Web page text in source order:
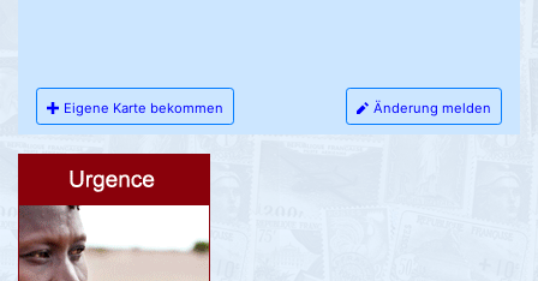
Eigene Karte bekommen Änderung melden